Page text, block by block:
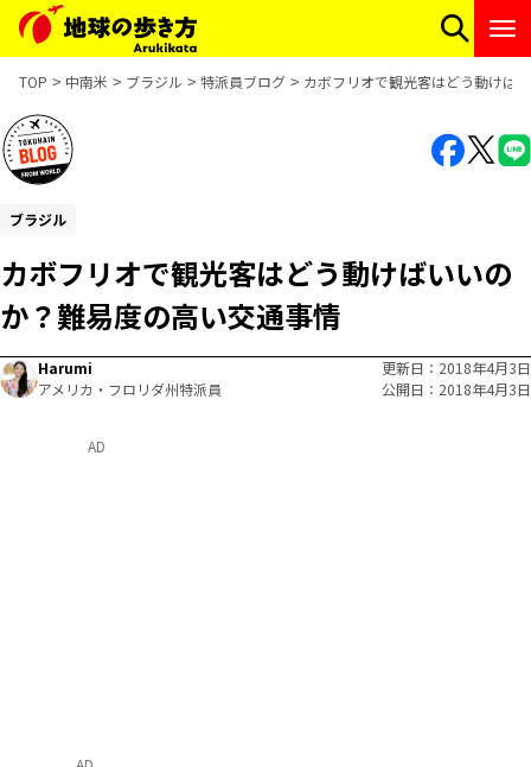
TOP 中南米 ブラジル 特派員ブログ カボフリオで観光客はどう動けば
ブラジル
カボフリオで観光客はどう動けばいいの
か？難易度の高い交通事情
Harumi
アメリカ・フロリダ州特派員
更新日
2018年4月3日
公開日
2018年4月3日
AD